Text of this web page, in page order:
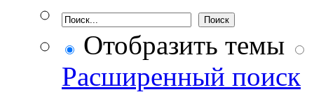
Отобразить темы
Расширенный поиск